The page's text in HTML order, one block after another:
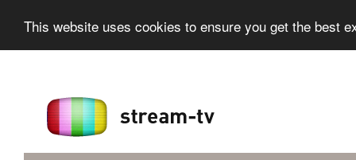
This website uses cookies to ensure you get the best